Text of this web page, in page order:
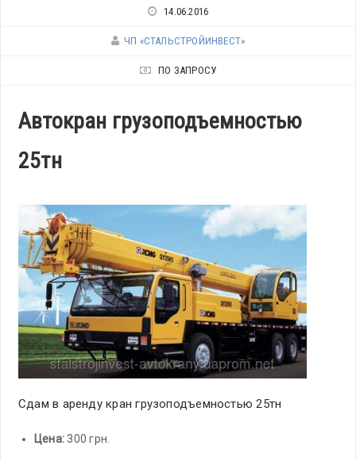
14.06.2016
ЧП «СТАЛЬСТРОЙИНВЕСТ»
ПО ЗАПРОСУ
Автокран грузоподъемностью
25тн
Сдам в аренду кран грузоподъемностью 25тн
Цена:300 грн.